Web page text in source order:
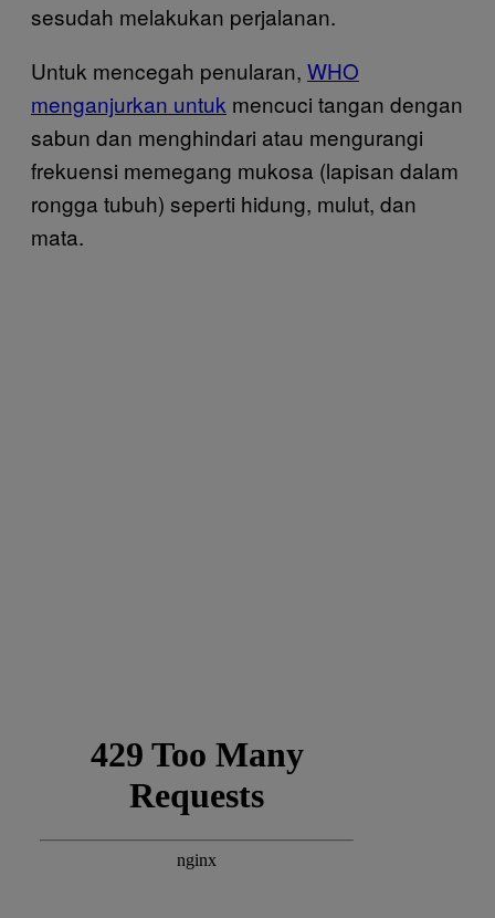
sesudah melakukan perjalanan.
Untuk mencegah penularan, WHO
menganjurkan untuk mencuci tangan dengan
sabun dan menghindari atau mengurangi
frekuensi memegang mukosa (lapisan dalam
rongga tubuh) seperti hidung, mulut, dan
mata.